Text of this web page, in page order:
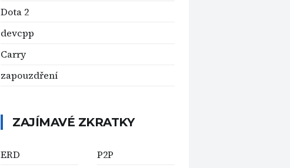
Dota 2
devcpp
Carry
zapouzdření
ZAJÍMAVÉ ZKRATKY
ERD
P2P